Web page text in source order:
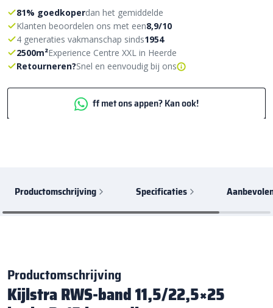
81% goedkoperdan het gemiddelde
Klanten beoordelen ons met een8,9/10
4 generaties vakmanschap sinds1954
2500m²Experience Centre XXL in Heerde
Retourneren?Snel en eenvoudig bij ons
ff met ons appen? Kan ook!
Productomschrijving Specificaties
Productomschrijving
Kijlstra RWS-band 11,5/22,5×25